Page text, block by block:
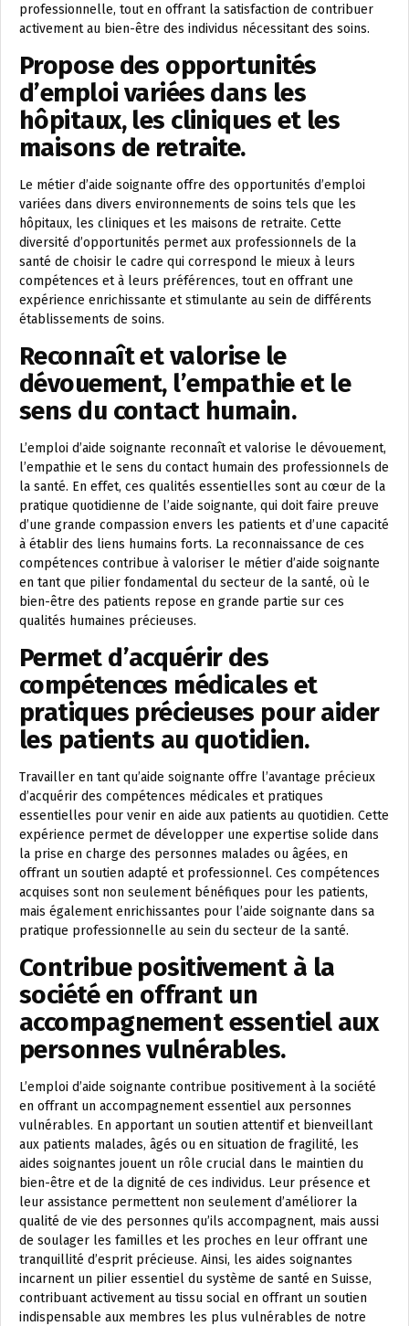
professionnelle, tout en offrant la satisfaction de contribuer
activement au bien-être des individus nécessitant des soins.
Propose des opportunités
d’emploi variées dans les
hôpitaux, les cliniques et les
maisons de retraite.
Le métier d’aide soignante offre des opportunités d’emploi
variées dans divers environnements de soins tels que les
hôpitaux, les cliniques et les maisons de retraite. Cette
diversité d’opportunités permet aux professionnels de la
santé de choisir le cadre qui correspond le mieux à leurs
compétences et à leurs préférences, tout en offrant une
expérience enrichissante et stimulante au sein de différents
établissements de soins.
Reconnaît et valorise le
dévouement, l’empathie et le
sens du contact humain.
L’emploi d’aide soignante reconnaît et valorise le dévouement,
l’empathie et le sens du contact humain des professionnels de
la santé. En effet, ces qualités essentielles sont au cœur de la
pratique quotidienne de l’aide soignante, qui doit faire preuve
d’une grande compassion envers les patients et d’une capacité
à établir des liens humains forts. La reconnaissance de ces
compétences contribue à valoriser le métier d’aide soignante
en tant que pilier fondamental du secteur de la santé, où le
bien-être des patients repose en grande partie sur ces
qualités humaines précieuses.
Permet d’acquérir des
compétences médicales et
pratiques précieuses pour aider
les patients au quotidien.
Travailler en tant qu’aide soignante offre l’avantage précieux
d’acquérir des compétences médicales et pratiques
essentielles pour venir en aide aux patients au quotidien. Cette
expérience permet de développer une expertise solide dans
la prise en charge des personnes malades ou âgées, en
offrant un soutien adapté et professionnel. Ces compétences
acquises sont non seulement bénéfiques pour les patients,
mais également enrichissantes pour l’aide soignante dans sa
pratique professionnelle au sein du secteur de la santé.
Contribue positivement à la
société en offrant un
accompagnement essentiel aux
personnes vulnérables.
L’emploi d’aide soignante contribue positivement à la société
en offrant un accompagnement essentiel aux personnes
vulnérables. En apportant un soutien attentif et bienveillant
aux patients malades, âgés ou en situation de fragilité, les
aides soignantes jouent un rôle crucial dans le maintien du
bien-être et de la dignité de ces individus. Leur présence et
leur assistance permettent non seulement d’améliorer la
qualité de vie des personnes qu’ils accompagnent, mais aussi
de soulager les familles et les proches en leur offrant une
tranquillité d’esprit précieuse. Ainsi, les aides soignantes
incarnent un pilier essentiel du système de santé en Suisse,
contribuant activement au tissu social en offrant un soutien
indispensable aux membres les plus vulnérables de notre